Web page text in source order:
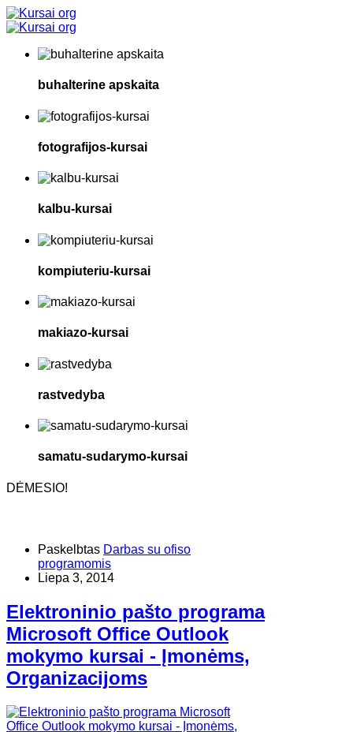
buhalterine apskaita
fotografijos-kursai
kalbu-kursai
kompiuteriu-kursai
makiazo-kursai
rastvedyba
samatu-sudarymo-kursai
DĖMESIO!
Paskelbtas Darbas su ofiso
programomis
Liepa 3, 2014
Elektroninio pašto programa
Microsoft Office Outlook
mokymo kursai - Įmonėms,
Organizacijoms